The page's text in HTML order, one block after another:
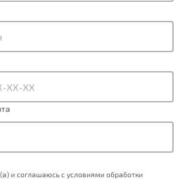
и соглашаюсь с условиями обработки